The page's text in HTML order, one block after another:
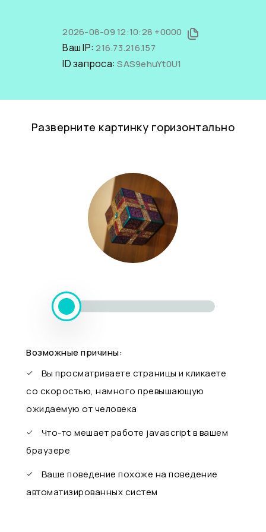
2026-08-09 12:10:28 +0000
Ваш IP:216.73.216.157
ID запроса:SAS9ehuYt0U1
Разверните картинку горизонтально
Возможные причины:
Вы просматриваете страницы и кликаете
со скоростью, намного превышающую
ожидаемую от человека
Что-то мешает работе javascript в вашем
браузере
Ваше поведение похоже на поведение
автоматизированных систем